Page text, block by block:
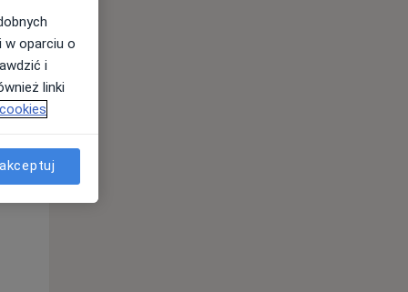
Śr,
w oparciu o
i
linki